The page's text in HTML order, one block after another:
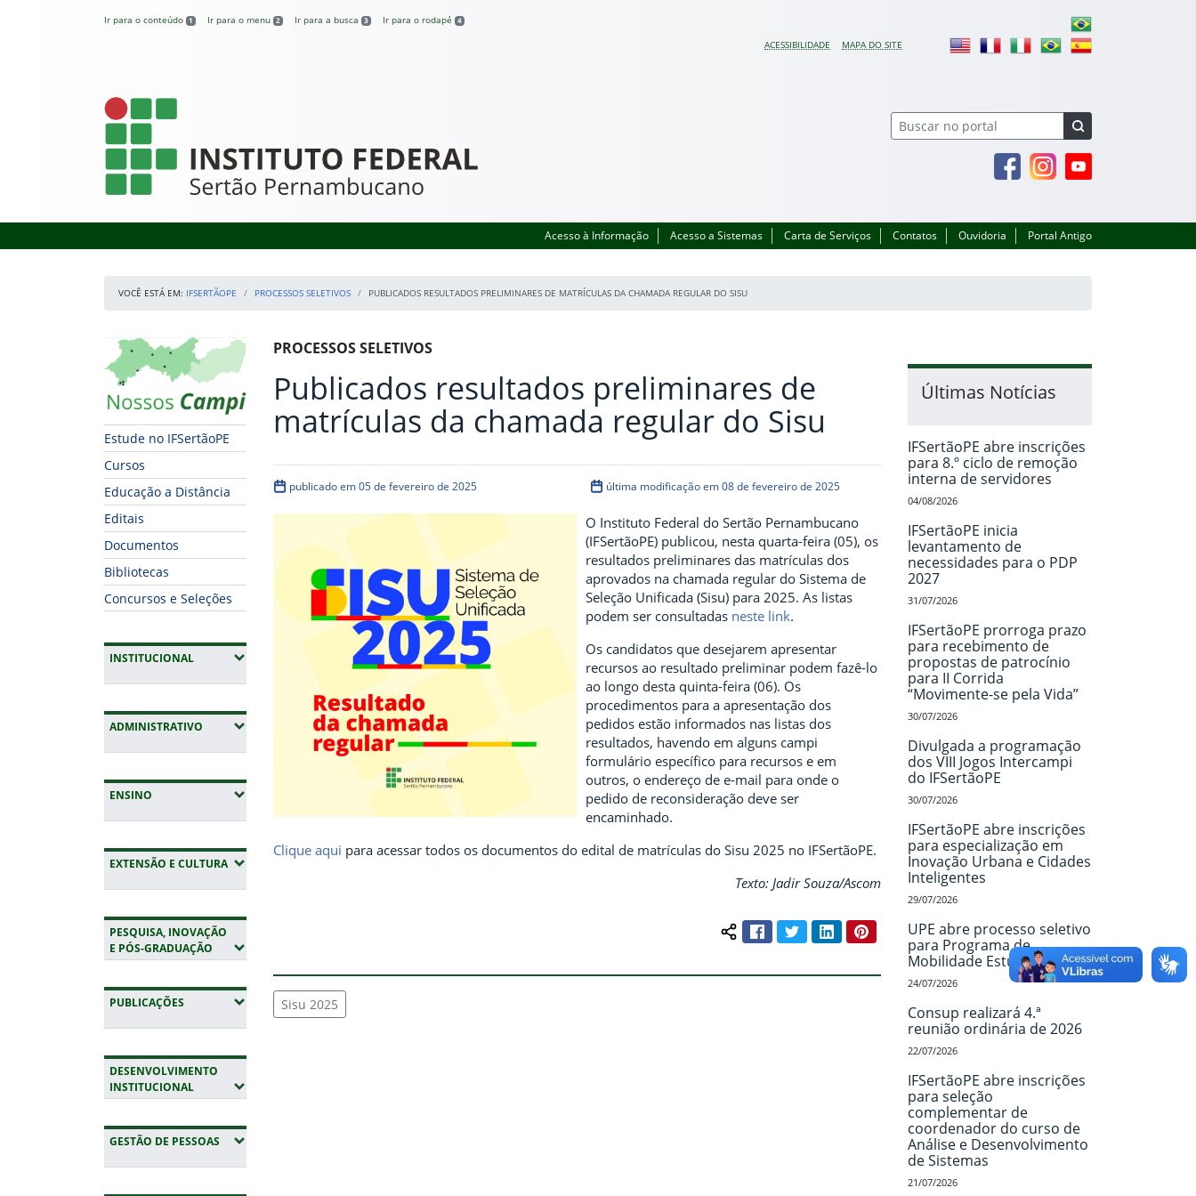
Ir para o conteúdo 1 Ir para o menu 2 Ir para a busca 3 Ir para o rodapé 4
ACESSIBILIDADE MAPA DO SITE
IFSertãoPE
FacebookInstagramYoutube
Acesso à Informação Acesso a Sistemas Carta de Serviços Contatos Ouvidoria Portal Antigo
VOCÊ ESTÁ EM: IFSERTÃOPE PROCESSOS SELETIVOS PUBLICADOS RESULTADOS PRELIMINARES DE MATRÍCULAS DA CHAMADA REGULAR DO SISU
Início da navegação
Mapa Campi
Estude no IFSertãoPE
Cursos
Educação a Distância
Editais
Documentos
Bibliotecas
Concursos e Seleções
INSTITUCIONAL(EXPANDIR SUBMENUS)
ADMINISTRATIVO (EXPANDIR SUBMENUS)
ENSINO (EXPANDIR SUBMENUS)
EXTENSÃO E CULTURA(EXPANDIR SUBMENUS)
PESQUISA, INOVAÇÃO
E PÓS-GRADUAÇÃO (EXPANDIR SUBMENUS)
PUBLICAÇÕES (EXPANDIR SUBMENUS)
DESENVOLVIMENTO
INSTITUCIONAL(EXPANDIR SUBMENUS)
GESTÃO DE PESSOAS (EXPANDIR SUBMENUS)
Início do conteúdo
PROCESSOS SELETIVOS
Publicados resultados preliminares de
matrículas da chamada regular do Sisu
publicado em 05 de fevereiro de 2025 última modificação em 08 de fevereiro de 2025
O Instituto Federal do Sertão Pernambucano
(IFSertãoPE) publicou, nesta quarta-feira (05), os
resultados preliminares das matrículas dos
aprovados na chamada regular do Sistema de
Seleção Unificada (Sisu) para 2025. As listas
podem ser consultadas neste link.
Os candidatos que desejarem apresentar
recursos ao resultado preliminar podem fazê-lo
ao longo desta quinta-feira (06). Os
procedimentos para a apresentação dos
pedidos estão informados nas listas dos
resultados, havendo em alguns campi
formulário específico para recursos e em
outros, o endereço de e-mail para onde o
pedido de reconsideração deve ser
encaminhado.
Clique aqui para acessar todos os documentos do edital de matrículas do Sisu 2025 no IFSertãoPE.
Texto: Jadir Souza/Ascom
Compartilhar conteúdo:
FacebookTwitterLinkedInPinterest
Sisu 2025
Últimas Notícias
IFSertãoPE abre inscrições
para 8.º ciclo de remoção
interna de servidores
04/08/2026
IFSertãoPE inicia
levantamento de
necessidades para o PDP
2027
31/07/2026
IFSertãoPE prorroga prazo
para recebimento de
propostas de patrocínio
para II Corrida
“Movimente-se pela Vida”
30/07/2026
Divulgada a programação
dos VIII Jogos Intercampi
do IFSertãoPE
30/07/2026
IFSertãoPE abre inscrições
para especialização em
Inovação Urbana e Cidades
Inteligentes
29/07/2026
UPE abre processo seletivo
para Programa de
Mobilidade Estudantil
24/07/2026
Consup realizará 4.ª
reunião ordinária de 2026
22/07/2026
IFSertãoPE abre inscrições
para seleção
complementar de
coordenador do curso de
Análise e Desenvolvimento
de Sistemas
21/07/2026